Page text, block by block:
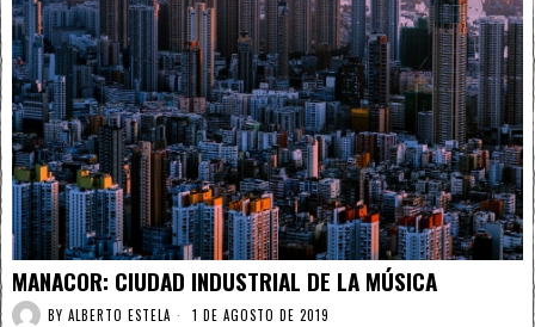
MANACOR: CIUDAD INDUSTRIAL DE LA MÚSICA
BY ALBERTO ESTELA
1 DE AGOSTO DE 2019